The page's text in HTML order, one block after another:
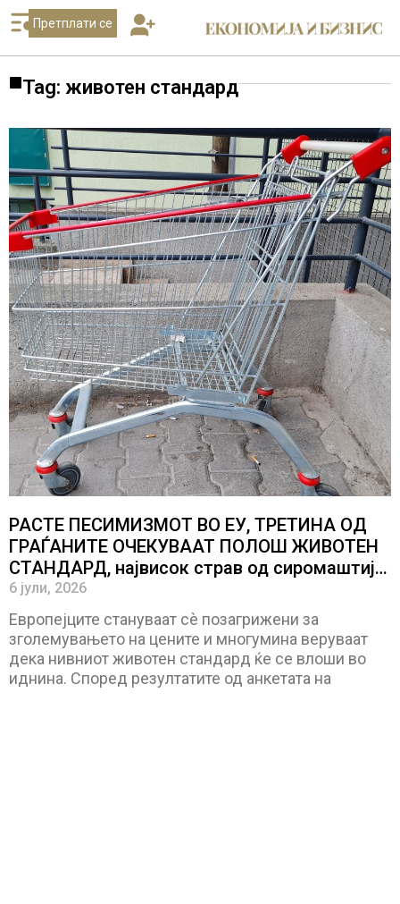
Претплати се
Tag: животен стандард
РАСТЕ ПЕСИМИЗМОТ ВО ЕУ, ТРЕТИНА ОД
ГРАЃАНИТЕ ОЧЕКУВААТ ПОЛОШ ЖИВОТЕН
СТАНДАРД, највисок страв од сиромаштија
изразиле Французите
6 јули, 2026
Европејците стануваат сè позагрижени за
зголемувањето на цените и многумина веруваат
дека нивниот животен стандард ќе се влоши во
иднина. Според резултатите од анкетата на